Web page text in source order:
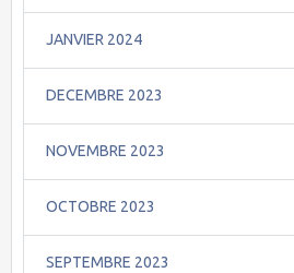
JANVIER 2024
DECEMBRE 2023
NOVEMBRE 2023
OCTOBRE 2023
SEPTEMBRE 2023